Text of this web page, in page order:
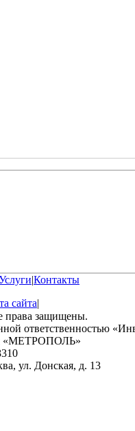
|Контакты
сайта|
права защищены.
ответственностью
«МЕТРОПОЛЬ»
ул. Донская, д. 13